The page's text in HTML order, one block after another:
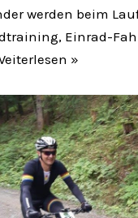
werden beim
Einrad-
»